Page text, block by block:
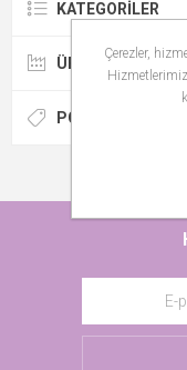
KATEGORILER
ÜRETICILER
POPÜLER
Çerezler,